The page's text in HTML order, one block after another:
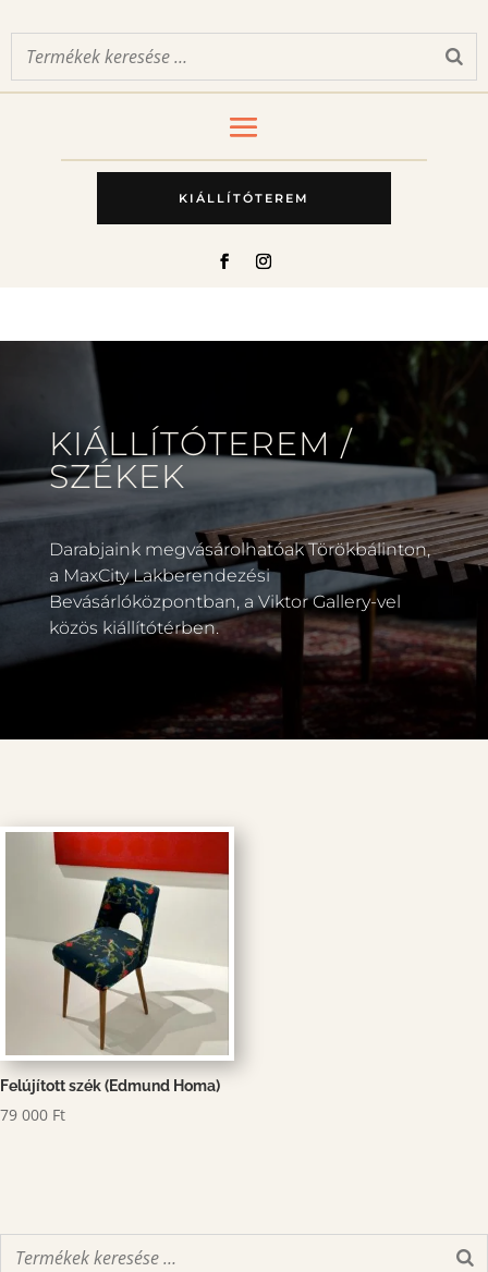
KIÁLLÍTÓTEREM
KIÁLLÍTÓTEREM /
SZÉKEK
Darabjaink megvásárolhatóak Törökbálinton,
a MaxCity Lakberendezési
Bevásárlóközpontban, a Viktor Gallery-vel
közös kiállítótérben.
Felújított szék (Edmund Homa)
79 000 Ft